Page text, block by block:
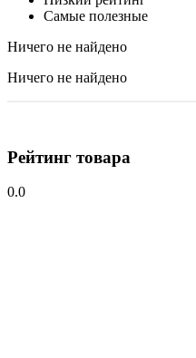
Самые полезные
Ничего не найдено
Ничего не найдено
Рейтинг товара
0.0